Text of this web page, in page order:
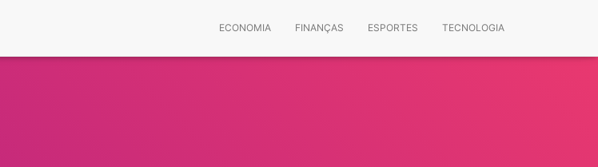
ECONOMIA FINANÇAS ESPORTES TECNOLOGIA